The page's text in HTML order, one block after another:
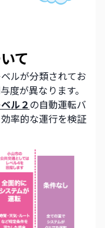
て
ルが分類されてお
度が異なります。
ル２の自動運転バ
率的な運行を検証